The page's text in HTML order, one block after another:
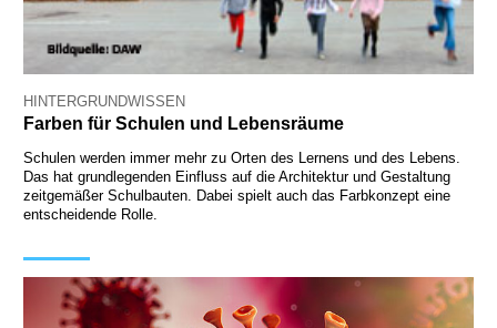
HINTERGRUNDWISSEN
Farben für Schulen und Lebensräume
Schulen werden immer mehr zu Orten des Lernens und des Lebens.
Das hat grundlegenden Einfluss auf die Architektur und Gestaltung
zeitgemäßer Schulbauten. Dabei spielt auch das Farbkonzept eine
entscheidende Rolle.